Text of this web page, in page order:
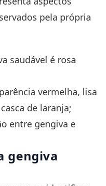
pela própria
saudável é rosa
vermelha, lisa
de laranja;
entre gengiva e
gengiva